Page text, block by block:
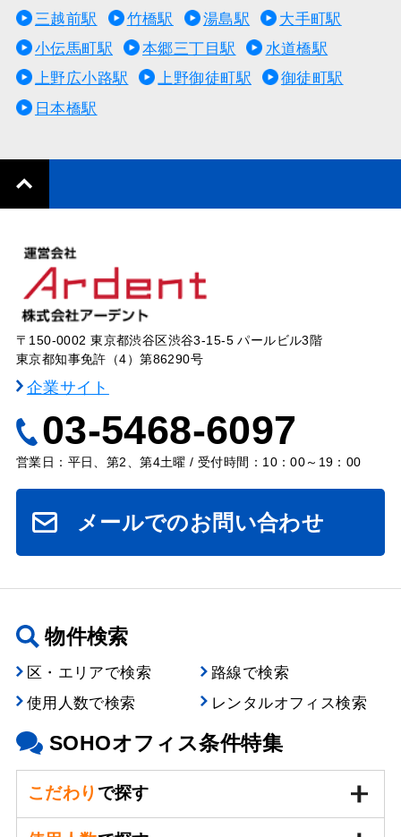
三越前駅
竹橋駅 湯島駅
大手町駅
小伝馬町駅
本郷三丁目駅
水道橋駅
上野広小路駅
上野御徒町駅
御徒町駅
日本橋駅
〒150-0002 東京都渋谷区渋谷3-15-5 パールビル3階
東京都知事免許（4）第86290号
企業サイト
03-5468-6097
営業日：平日、第2、第4土曜 / 受付時間：10：00～19：00
メールでのお問い合わせ
物件検索
区・エリアで検索
路線で検索
使用人数で検索
レンタルオフィス検索
SOHOオフィス条件特集
こだわり で探す